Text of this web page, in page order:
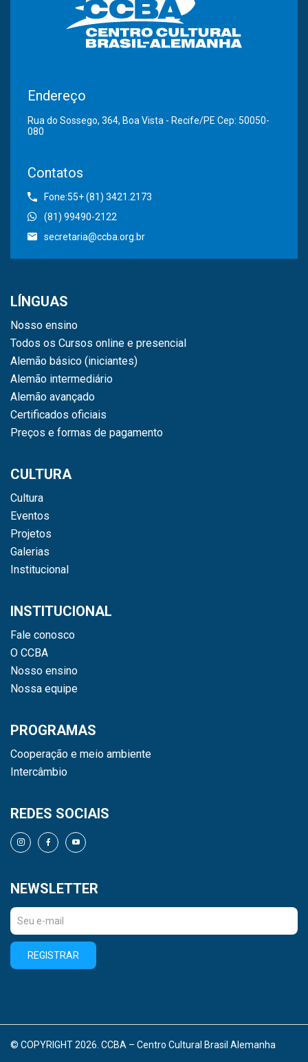
Endereço
Rua do Sossego, 364, Boa Vista - Recife/PE Cep: 50050-
080
Contatos
Fone:55+ (81) 3421.2173
(81) 99490-2122
secretaria@ccba.org.br
LÍNGUAS
Nosso ensino
Todos os Cursos online e presencial
Alemão básico (iniciantes)
Alemão intermediário
Alemão avançado
Certificados oficiais
Preços e formas de pagamento
CULTURA
Cultura
Eventos
Projetos
Galerias
Institucional
INSTITUCIONAL
Fale conosco
O CCBA
Nosso ensino
Nossa equipe
PROGRAMAS
Cooperação e meio ambiente
Intercâmbio
REDES SOCIAIS
NEWSLETTER
REGISTRAR
© COPYRIGHT 2026. CCBA – Centro Cultural Brasil Alemanha